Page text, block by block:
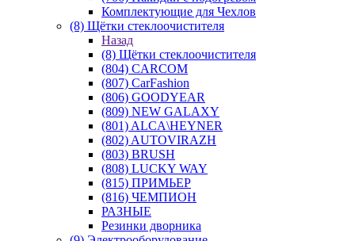
Комплектующие для Чехлов
(8) Щётки стеклоочистителя
Назад
(8) Щётки стеклоочистителя
(804) CARCOM
(807) CarFashion
(806) GOODYEAR
(809) NEW GALAXY
(801) ALCA\HEYNER
(802) AUTOVIRAZH
(803) BRUSH
(808) LUCKY WAY
(815) ПРИМЬЕР
(816) ЧЕМПИОН
РАЗНЫЕ
Резинки дворника